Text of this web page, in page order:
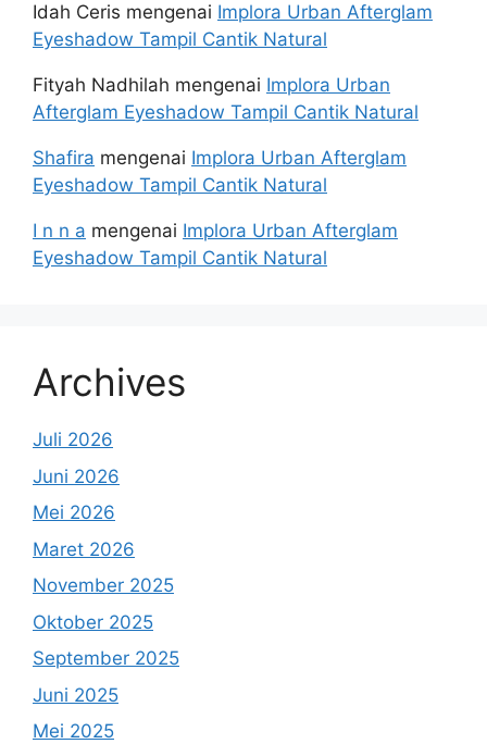
Idah Ceris mengenai Implora Urban Afterglam
Eyeshadow Tampil Cantik Natural
Fityah Nadhilah mengenai Implora Urban
Afterglam Eyeshadow Tampil Cantik Natural
Shafira mengenai Implora Urban Afterglam
Eyeshadow Tampil Cantik Natural
I n n a mengenai Implora Urban Afterglam
Eyeshadow Tampil Cantik Natural
Archives
Juli 2026
Juni 2026
Mei 2026
Maret 2026
November 2025
Oktober 2025
September 2025
Juni 2025
Mei 2025